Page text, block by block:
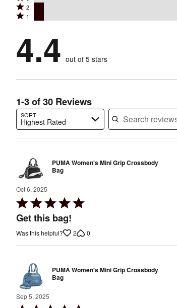
stars
by
reviewers
stars
by
of
reviewers
3
stars
0%
of
reviewers
Rated
2
by
6%
2
Rated
stars
by
6%
reviewers
1
4.4 out of 5 stars
1-3 of 30 Reviews
SORT
Highest Rated
Search reviews…
PUMA Women's Mini Grip Crossbody
Bag
Oct 6, 2025
Rated
5
of
Get this bag!
Was this helpful? 2 0
PUMA Women's Mini Grip Crossbody
Bag
Sep 5, 2025